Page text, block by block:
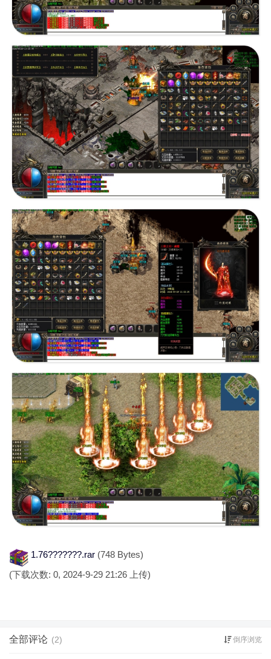
1.76???????.rar (748 Bytes)
(下载次数: 0, 2024-9-29 21:26 上传)
全部评论 (2) 倒序浏览